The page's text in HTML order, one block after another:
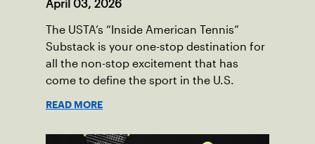
April 03, 2026
The USTA’s “Inside American Tennis”
Substack is your one-stop destination for
all the non-stop excitement that has
come to define the sport in the U.S.
READ MORE